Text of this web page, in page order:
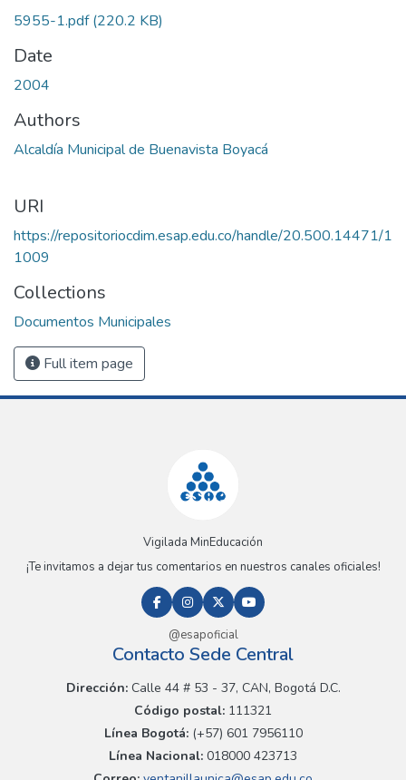
5955-1.pdf(220.2 KB)
Date
2004
Authors
Alcaldía Municipal de Buenavista Boyacá
URI
https://repositoriocdim.esap.edu.co/handle/20.500.14471/1
1009
Collections
Documentos Municipales
Full item page
Vigilada MinEducación
¡Te invitamos a dejar tus comentarios en nuestros canales oficiales!
@esapoficial
Contacto Sede Central
Dirección:Calle 44 # 53 - 37, CAN, Bogotá D.C.
Código postal: 111321
Línea Bogotá:(+57) 601 7956110
Línea Nacional: 018000 423713